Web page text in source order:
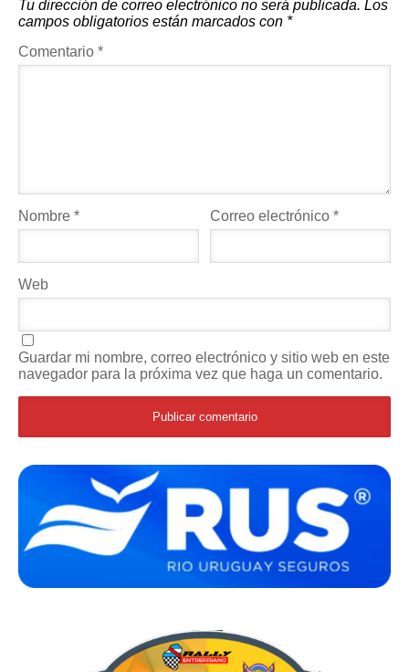
Tu dirección de correo electrónico no será publicada. Los
campos obligatorios están marcados con *
Comentario *
Nombre * Correo electrónico*
Web
Guardar mi nombre, correo electrónico y sitio web en este
navegador para la próxima vez que haga un comentario.